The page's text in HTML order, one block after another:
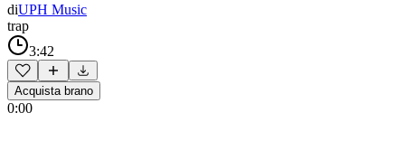
diUPH Music
trap
3:42
Acquista brano
0:00